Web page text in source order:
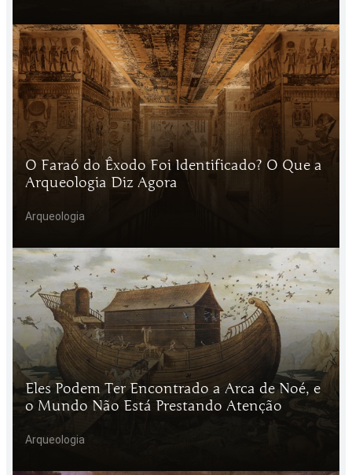
O Faraó do Êxodo Foi Identificado? O Que a
Arqueologia Diz Agora
Arqueologia
Eles Podem Ter Encontrado a Arca de Noé, e
o Mundo Não Está Prestando Atenção
Arqueologia